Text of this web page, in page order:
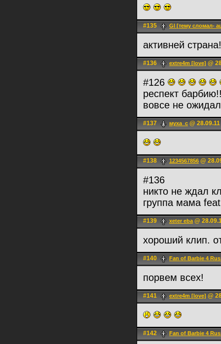
#135 Gl [тему сломал-
активней
#136 extre4m [love] @
#126
респект
вовсе не
#137 муха_с @
#138 1234567856 @
#136
никто не ждал
группа мама
#139 xeter eba@
хороший клип.
#140 Fan of Barbie 4
порвем всех!
#141 extre4m [love] @
#142 Fan of Barbie 4